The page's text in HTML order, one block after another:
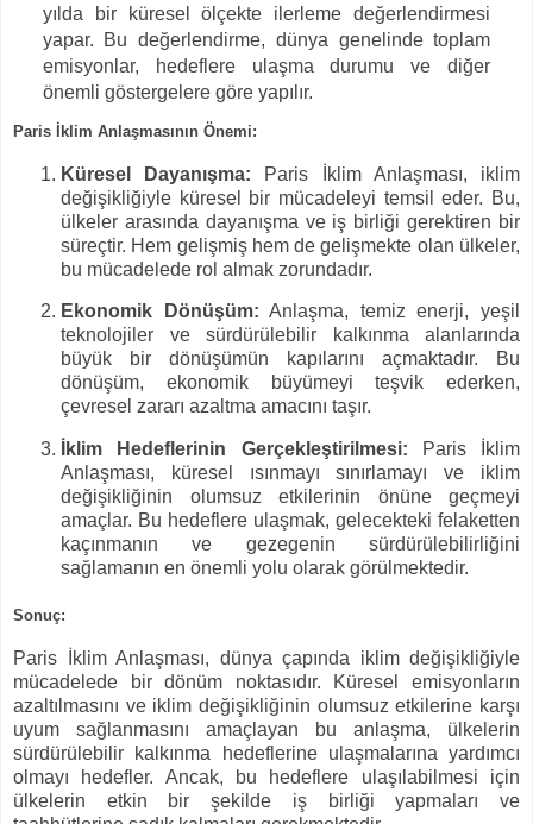
yılda bir küresel ölçekte ilerleme değerlendirmesi
yapar. Bu değerlendirme, dünya genelinde toplam
emisyonlar, hedeflere ulaşma durumu ve diğer
önemli göstergelere göre yapılır.
Paris İklim Anlaşmasının Önemi:
Küresel Dayanışma: Paris İklim Anlaşması, iklim
değişikliğiyle küresel bir mücadeleyi temsil eder. Bu,
ülkeler arasında dayanışma ve iş birliği gerektiren bir
süreçtir. Hem gelişmiş hem de gelişmekte olan ülkeler,
bu mücadelede rol almak zorundadır.
Ekonomik Dönüşüm: Anlaşma, temiz enerji, yeşil
teknolojiler ve sürdürülebilir kalkınma alanlarında
büyük bir dönüşümün kapılarını açmaktadır. Bu
dönüşüm, ekonomik büyümeyi teşvik ederken,
çevresel zararı azaltma amacını taşır.
İklim Hedeflerinin Gerçekleştirilmesi: Paris İklim
Anlaşması, küresel ısınmayı sınırlamayı ve iklim
değişikliğinin olumsuz etkilerinin önüne geçmeyi
amaçlar. Bu hedeflere ulaşmak, gelecekteki felaketten
kaçınmanın ve gezegenin sürdürülebilirliğini
sağlamanın en önemli yolu olarak görülmektedir.
Sonuç:
Paris İklim Anlaşması, dünya çapında iklim değişikliğiyle
mücadelede bir dönüm noktasıdır. Küresel emisyonların
azaltılmasını ve iklim değişikliğinin olumsuz etkilerine karşı
uyum sağlanmasını amaçlayan bu anlaşma, ülkelerin
sürdürülebilir kalkınma hedeflerine ulaşmalarına yardımcı
olmayı hedefler. Ancak, bu hedeflere ulaşılabilmesi için
ülkelerin etkin bir şekilde iş birliği yapmaları ve